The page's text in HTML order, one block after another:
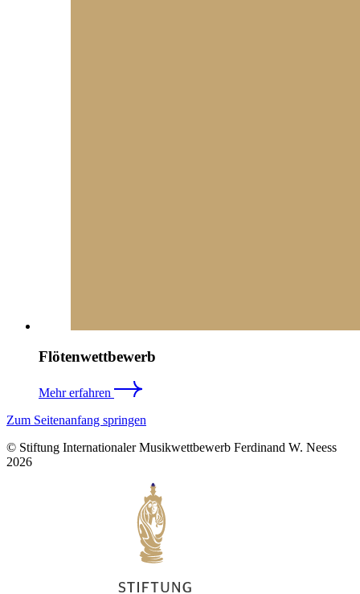
Flötenwettbewerb
Mehr erfahren
Zum Seitenanfang springen
© Stiftung Internationaler Musikwettbewerb Ferdinand W. Neess
2026